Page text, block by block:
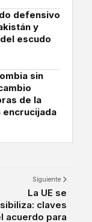
defensivo
y
escudo
sin
de la
encrucijada
Siguiente
La UE se
claves
acuerdo para